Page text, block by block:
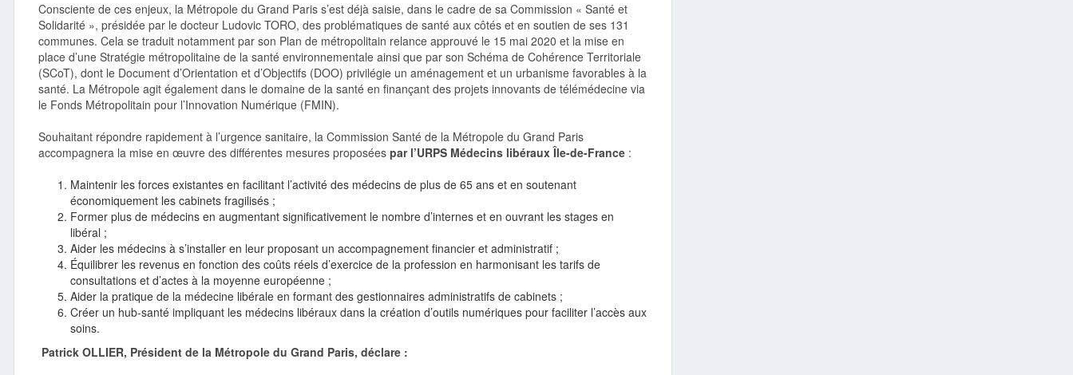
Consciente de ces enjeux, la Métropole du Grand Paris s’est déjà saisie, dans le cadre de sa Commission « Santé et
Solidarité », présidée par le docteur Ludovic TORO, des problématiques de santé aux côtés et en soutien de ses 131
communes. Cela se traduit notamment par son Plan de métropolitain relance approuvé le 15 mai 2020 et la mise en
place d’une Stratégie métropolitaine de la santé environnementale ainsi que par son Schéma de Cohérence Territoriale
(SCoT), dont le Document d’Orientation et d’Objectifs (DOO) privilégie un aménagement et un urbanisme favorables à la
santé. La Métropole agit également dans le domaine de la santé en finançant des projets innovants de télémédecine via
le Fonds Métropolitain pour l’Innovation Numérique (FMIN).
Souhaitant répondre rapidement à l’urgence sanitaire, la Commission Santé de la Métropole du Grand Paris
accompagnera la mise en œuvre des différentes mesures proposées par l’URPS Médecins libéraux Île-de-France :
Maintenir les forces existantes en facilitant l’activité des médecins de plus de 65 ans et en soutenant
économiquement les cabinets fragilisés ;
Former plus de médecins en augmentant significativement le nombre d’internes et en ouvrant les stages en
libéral ;
Aider les médecins à s’installer en leur proposant un accompagnement financier et administratif ;
Équilibrer les revenus en fonction des coûts réels d’exercice de la profession en harmonisant les tarifs de
consultations et d’actes à la moyenne européenne ;
Aider la pratique de la médecine libérale en formant des gestionnaires administratifs de cabinets ;
Créer un hub-santé impliquant les médecins libéraux dans la création d’outils numériques pour faciliter l’accès aux
soins.
Patrick OLLIER, Président de la Métropole du Grand Paris, déclare :